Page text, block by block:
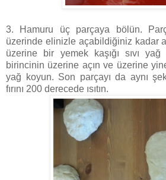
3. Hamuru üç parçaya bölün.
üzerinde elinizle açabildiğiniz kadar
üzerine bir yemek kaşığı sıvı
birincinin üzerine açın ve üzerine
yağ koyun. Son parçayı da aynı
fırını 200 derecede ısıtın.